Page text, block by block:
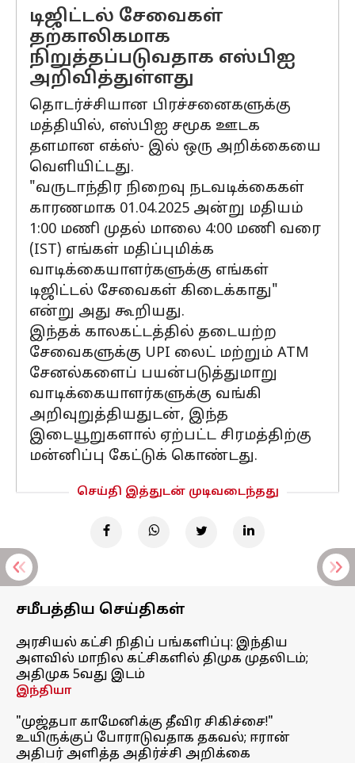
டிஜிட்டல் சேவைகள்
தற்காலிகமாக
நிறுத்தப்படுவதாக எஸ்பிஐ
அறிவித்துள்ளது
தொடர்ச்சியான பிரச்சனைகளுக்கு
மத்தியில், எஸ்பிஐ சமூக ஊடக
தளமான எக்ஸ்- இல் ஒரு அறிக்கையை
வெளியிட்டது.
"வருடாந்திர நிறைவு நடவடிக்கைகள்
காரணமாக 01.04.2025 அன்று மதியம்
1:00 மணி முதல் மாலை 4:00 மணி வரை
(IST) எங்கள் மதிப்புமிக்க
வாடிக்கையாளர்களுக்கு எங்கள்
டிஜிட்டல் சேவைகள் கிடைக்காது"
என்று அது கூறியது.
இந்தக் காலகட்டத்தில் தடையற்ற
சேவைகளுக்கு UPI லைட் மற்றும் ATM
சேனல்களைப் பயன்படுத்துமாறு
வாடிக்கையாளர்களுக்கு வங்கி
அறிவுறுத்தியதுடன், இந்த
இடையூறுகளால் ஏற்பட்ட சிரமத்திற்கு
மன்னிப்பு கேட்டுக் கொண்டது.
செய்தி இத்துடன் முடிவடைந்தது
சமீபத்திய செய்திகள்
அரசியல் கட்சி நிதிப் பங்களிப்பு: இந்திய
அளவில் மாநில கட்சிகளில் திமுக முதலிடம்;
அதிமுக 5வது இடம்
இந்தியா
"முஜ்தபா காமேனிக்கு தீவிர சிகிச்சை!"
உயிருக்குப் போராடுவதாக தகவல்; ஈரான்
அதிபர் அளித்த அதிர்ச்சி அறிக்கை